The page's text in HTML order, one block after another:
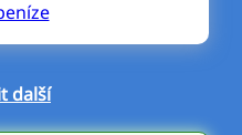
další